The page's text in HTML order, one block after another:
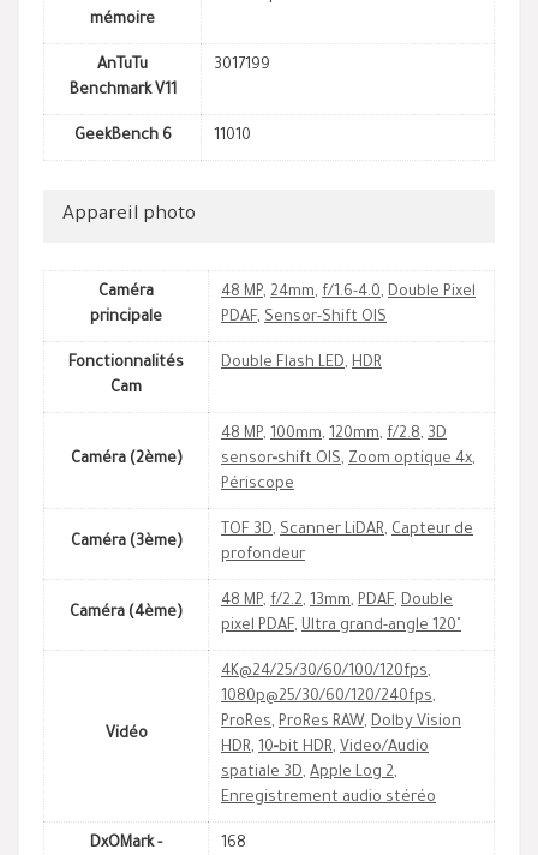
mémoire
AnTuTu
Benchmark V11
3017199
GeekBench 6 11010
Appareil photo
Caméra
principale
48 MP, 24mm, f/1.6-4.0, Double Pixel
PDAF, Sensor-Shift OIS
Fonctionnalités
Cam
Double Flash LED, HDR
Caméra (2ème)
48 MP, 100mm, 120mm, f/2.8, 3D
sensor‑shift OIS, Zoom optique 4x,
Périscope
Caméra (3ème)
TOF 3D, Scanner LiDAR, Capteur de
profondeur
Caméra (4ème)
48 MP, f/2.2, 13mm, PDAF, Double
pixel PDAF, Ultra grand-angle 120˚
Vidéo
4K@24/25/30/60/100/120fps,
1080p@25/30/60/120/240fps,
ProRes, ProRes RAW, Dolby Vision
HDR, 10‑bit HDR, Video/Audio
spatiale 3D, Apple Log 2,
Enregistrement audio stéréo
DxOMark - 168